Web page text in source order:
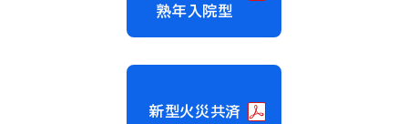
熟年入院型
新型火災共済